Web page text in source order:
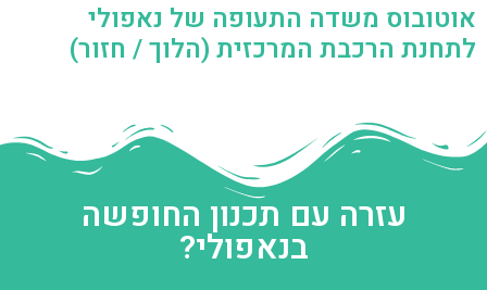
אוטובוס משדה התעופה של נאפולי
לתחנת הרכבת המרכזית (הלוך / חזור)
עזרה עם תכנון החופשה
בנאפולי?